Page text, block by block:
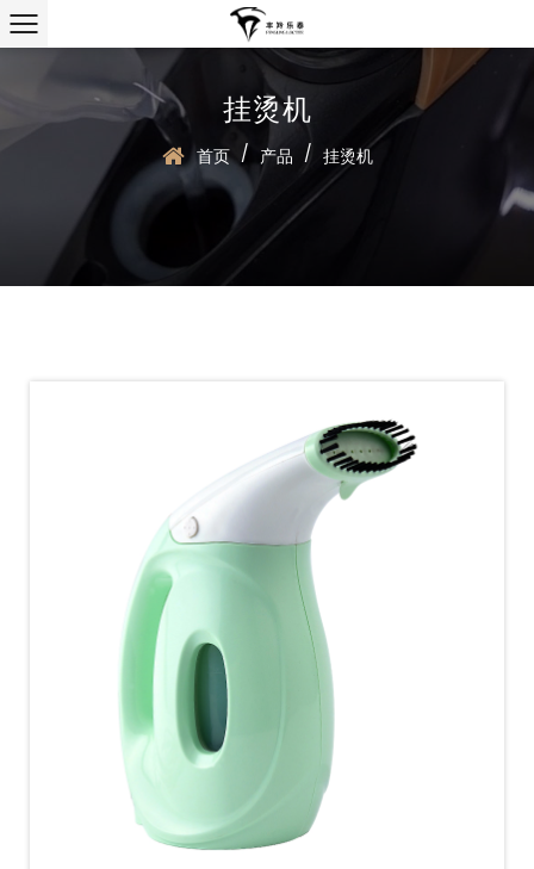
挂烫机
首页 / 产品 / 挂烫机